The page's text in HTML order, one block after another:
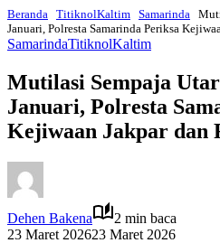
Beranda TitiknolKaltim Samarinda
Januari, Polresta Samarinda Periksa
SamarindaTitiknolKaltim
Mutilasi Sempaja
Januari, Polresta
Kejiwaan Jakpar dan
Dehen Bakena
2 min baca
23 Maret 202623 Maret 2026